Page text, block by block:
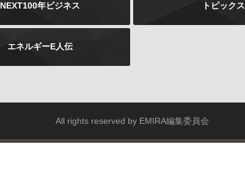
NEXT100年ビジネス トピックス
エネルギーE人伝
All rights reserved by EMIRA編集委員会